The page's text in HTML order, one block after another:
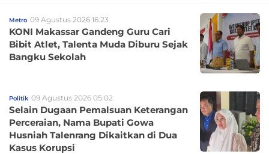
Metro 09 Agustus 2026 16:23
KONI Makassar Gandeng Guru Cari
Bibit Atlet, Talenta Muda Diburu Sejak
Bangku Sekolah
Politik 09 Agustus 2026 05:02
Selain Dugaan Pemalsuan Keterangan
Perceraian, Nama Bupati Gowa
Husniah Talenrang Dikaitkan di Dua
Kasus Korupsi